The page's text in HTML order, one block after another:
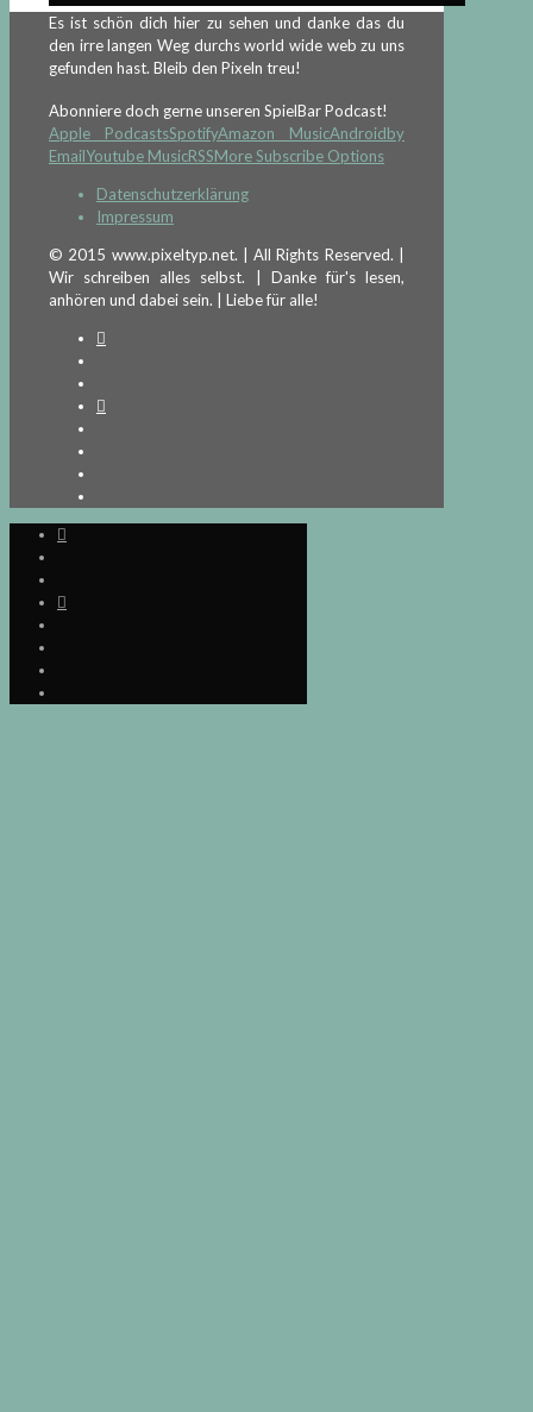
Es ist schön dich hier zu sehen und danke das du
den irre langen Weg durchs world wide web zu uns
gefunden hast. Bleib den Pixeln treu!
Abonniere doch gerne unseren SpielBar Podcast!
Apple PodcastsSpotifyAmazon MusicAndroidby
EmailYoutube MusicRSSMore Subscribe Options
Datenschutzerklärung
Impressum
© 2015 www.pixeltyp.net. | All Rights Reserved. |
Wir schreiben alles selbst. | Danke für's lesen,
anhören und dabei sein. | Liebe für alle!